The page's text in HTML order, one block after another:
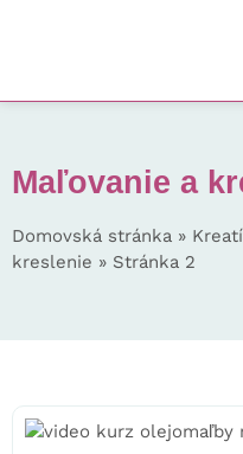
Maľovanie a
Domovská stránka »
kreslenie » Stránka 2